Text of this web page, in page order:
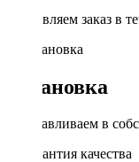
Доставляем заказ в
Установка
Устанавливаем в